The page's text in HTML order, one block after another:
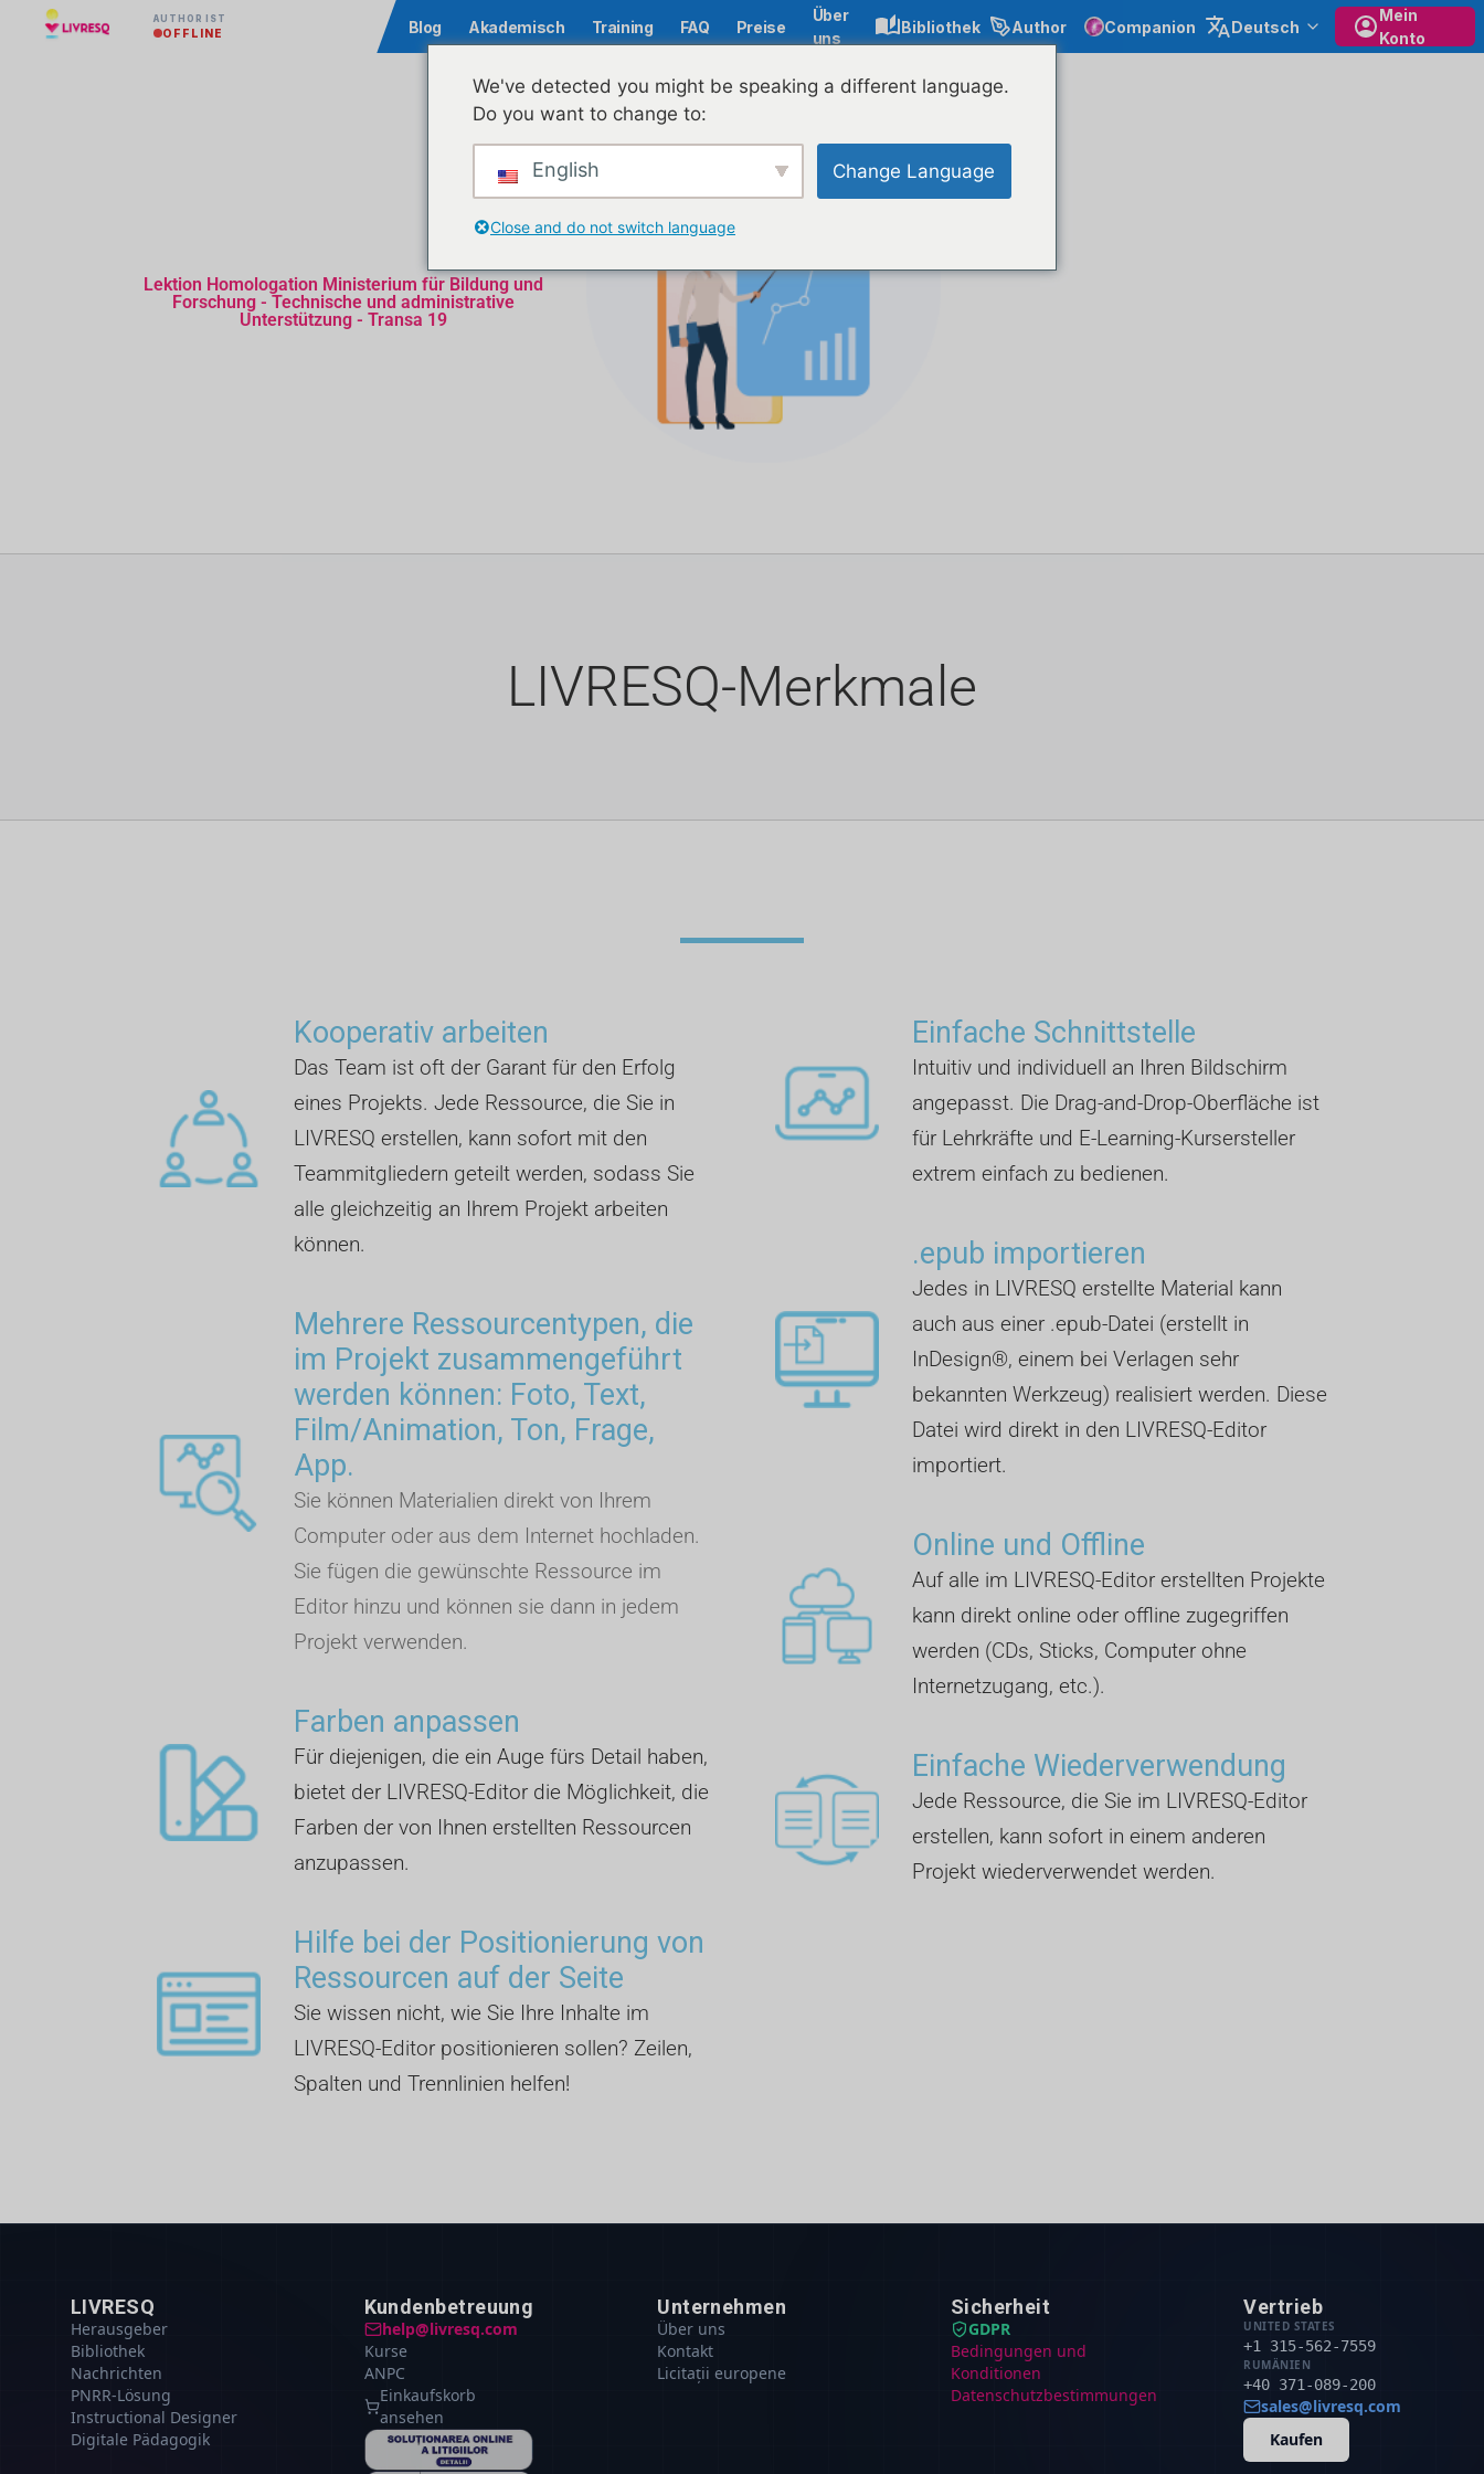
AUTHOR IST
OFFLINE Blog Akademisch Training FAQ Preise
Über
uns
Bibliothek Author Companion Deutsch
Mein
Konto
Lektion Homologation Ministerium für Bildung und
Forschung - Technische und administrative
Unterstützung - Transa 19
LIVRESQ-Merkmale
Kooperativ arbeiten
Das Team ist oft der Garant für den Erfolg
eines Projekts. Jede Ressource, die Sie in
LIVRESQ erstellen, kann sofort mit den
Teammitgliedern geteilt werden, sodass Sie
alle gleichzeitig an Ihrem Projekt arbeiten
können.
Mehrere Ressourcentypen, die
im Projekt zusammengeführt
werden können: Foto, Text,
Film/Animation, Ton, Frage,
App.
Sie können Materialien direkt von Ihrem
Computer oder aus dem Internet hochladen.
Sie fügen die gewünschte Ressource im
Editor hinzu und können sie dann in jedem
Projekt verwenden.
Farben anpassen
Für diejenigen, die ein Auge fürs Detail haben,
bietet der LIVRESQ-Editor die Möglichkeit, die
Farben der von Ihnen erstellten Ressourcen
anzupassen.
Hilfe bei der Positionierung von
Ressourcen auf der Seite
Sie wissen nicht, wie Sie Ihre Inhalte im
LIVRESQ-Editor positionieren sollen? Zeilen,
Spalten und Trennlinien helfen!
Einfache Schnittstelle
Intuitiv und individuell an Ihren Bildschirm
angepasst. Die Drag-and-Drop-Oberfläche ist
für Lehrkräfte und E-Learning-Kursersteller
extrem einfach zu bedienen.
.epub importieren
Jedes in LIVRESQ erstellte Material kann
auch aus einer .epub-Datei (erstellt in
InDesign®, einem bei Verlagen sehr
bekannten Werkzeug) realisiert werden. Diese
Datei wird direkt in den LIVRESQ-Editor
importiert.
Online und Offline
Auf alle im LIVRESQ-Editor erstellten Projekte
kann direkt online oder offline zugegriffen
werden (CDs, Sticks, Computer ohne
Internetzugang, etc.).
Einfache Wiederverwendung
Jede Ressource, die Sie im LIVRESQ-Editor
erstellen, kann sofort in einem anderen
Projekt wiederverwendet werden.
LIVRESQ
Herausgeber
Bibliothek
Nachrichten
PNRR-Lösung
Instructional Designer
Digitale Pädagogik
Kundenbetreuung
help@livresq.com
Kurse
ANPC
Einkaufskorb
ansehen
Unternehmen
Über uns
Kontakt
Licitații europene
Sicherheit
GDPR
Bedingungen und
Konditionen
Datenschutzbestimmungen
Vertrieb
UNITED STATES
+1 315-562-7559
RUMÄNIEN
+40 371-089-200
sales@livresq.com
Kaufen
We've detected you might be speaking a different language.
Do you want to change to:
English Change Language
Close and do not switch language